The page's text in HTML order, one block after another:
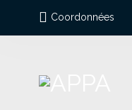
Coordonnées